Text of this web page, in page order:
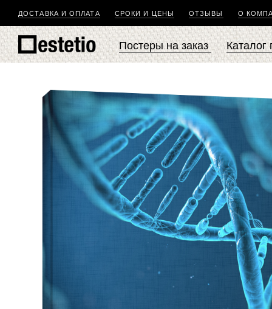
ДОСТАВКА И ОПЛАТА СРОКИ И ЦЕНЫ ОТЗЫВЫ О
Постеры на заказ Каталог